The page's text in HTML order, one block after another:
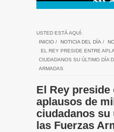
USTED ESTÁ AQUÍ:
INICIO / NOTICIA DEL DÍA /
EL REY PRESIDE ENTRE
CIUDADANOS SU ÚLTIMO DÍA
ARMADAS
El Rey preside
aplausos de
ciudadanos su
las Fuerzas